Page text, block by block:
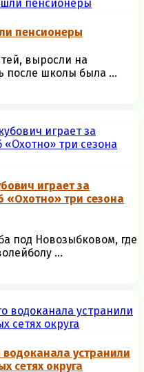
пенсионеры
выросли на
после школы была ...
играет за
«Охотно» три сезона
под Новозыбковом, где
...
устранили
сетях округа